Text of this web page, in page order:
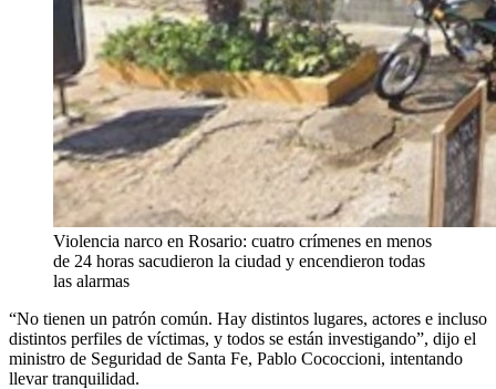
Violencia narco en Rosario: cuatro crímenes en menos
de 24 horas sacudieron la ciudad y encendieron todas
las alarmas
“No tienen un patrón común. Hay distintos lugares, actores e incluso
distintos perfiles de víctimas, y todos se están investigando”, dijo el
ministro de Seguridad de Santa Fe, Pablo Cococcioni, intentando
llevar tranquilidad.